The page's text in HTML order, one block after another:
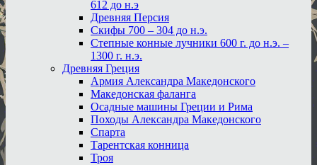
612 до н.э
Древняя Персия
Скифы 700 – 304 до н.э.
Степные конные лучники 600 г. до н.э. –
1300 г. н.э.
Древняя Греция
Армия Александра Македонского
Македонская фаланга
Осадные машины Греции и Рима
Походы Александра Македонского
Спарта
Тарентская конница
Троя